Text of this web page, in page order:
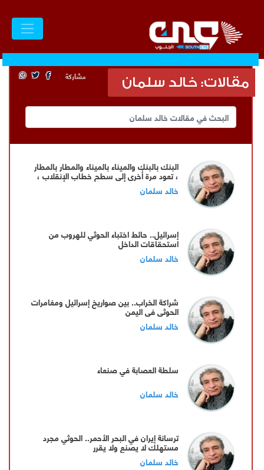
مقالات: خالد سلمان مشاركة
البنك بالبنك والميناء بالميناء والمطار بالمطار
، تعود مرة أُخرى إلى سطح خطاب الإنقلاب ،
خالد سلمان
إسرائيل.. حائط اختباء الحوثي للهروب من
استحقاقات الداخل
خالد سلمان
شراكة الخراب.. بين صواريخ إسرائيل ومغامرات
الحوثي في اليمن
خالد سلمان
سلطة العصابة في صنعاء
خالد سلمان
ترسانة إيران في البحر الأحمر.. الحوثي مجرد
مستهلك لا يصنع ولا يقرر
خالد سلمان